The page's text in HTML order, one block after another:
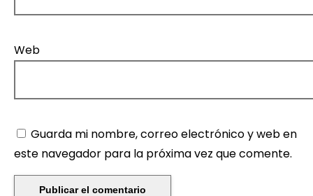
Web
Guarda mi nombre, correo electrónico y web en
este navegador para la próxima vez que comente.